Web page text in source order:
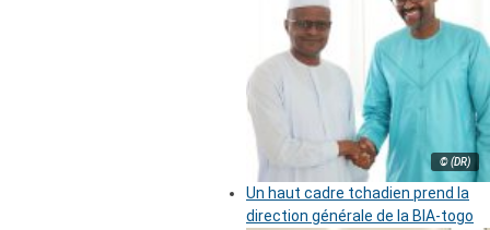
© (DR)
Un haut cadre tchadien prend la
direction générale de la BIA-togo